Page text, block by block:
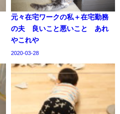
元々在宅ワークの私＋在宅勤務
の夫 良いこと悪いこと あれ
やこれや
2020-03-28